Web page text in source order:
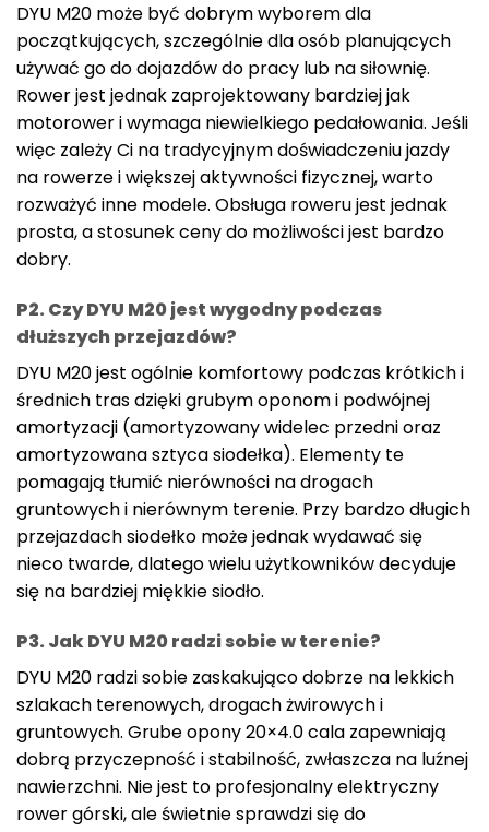
DYU M20 może być dobrym wyborem dla
początkujących, szczególnie dla osób planujących
używać go do dojazdów do pracy lub na siłownię.
Rower jest jednak zaprojektowany bardziej jak
motorower i wymaga niewielkiego pedałowania. Jeśli
więc zależy Ci na tradycyjnym doświadczeniu jazdy
na rowerze i większej aktywności fizycznej, warto
rozważyć inne modele. Obsługa roweru jest jednak
prosta, a stosunek ceny do możliwości jest bardzo
dobry.
P2. Czy DYU M20 jest wygodny podczas
dłuższych przejazdów?
DYU M20 jest ogólnie komfortowy podczas krótkich i
średnich tras dzięki grubym oponom i podwójnej
amortyzacji (amortyzowany widelec przedni oraz
amortyzowana sztyca siodełka). Elementy te
pomagają tłumić nierówności na drogach
gruntowych i nierównym terenie. Przy bardzo długich
przejazdach siodełko może jednak wydawać się
nieco twarde, dlatego wielu użytkowników decyduje
się na bardziej miękkie siodło.
P3. Jak DYU M20 radzi sobie w terenie?
DYU M20 radzi sobie zaskakująco dobrze na lekkich
szlakach terenowych, drogach żwirowych i
gruntowych. Grube opony 20×4.0 cala zapewniają
dobrą przyczepność i stabilność, zwłaszcza na luźnej
nawierzchni. Nie jest to profesjonalny elektryczny
rower górski, ale świetnie sprawdzi się do